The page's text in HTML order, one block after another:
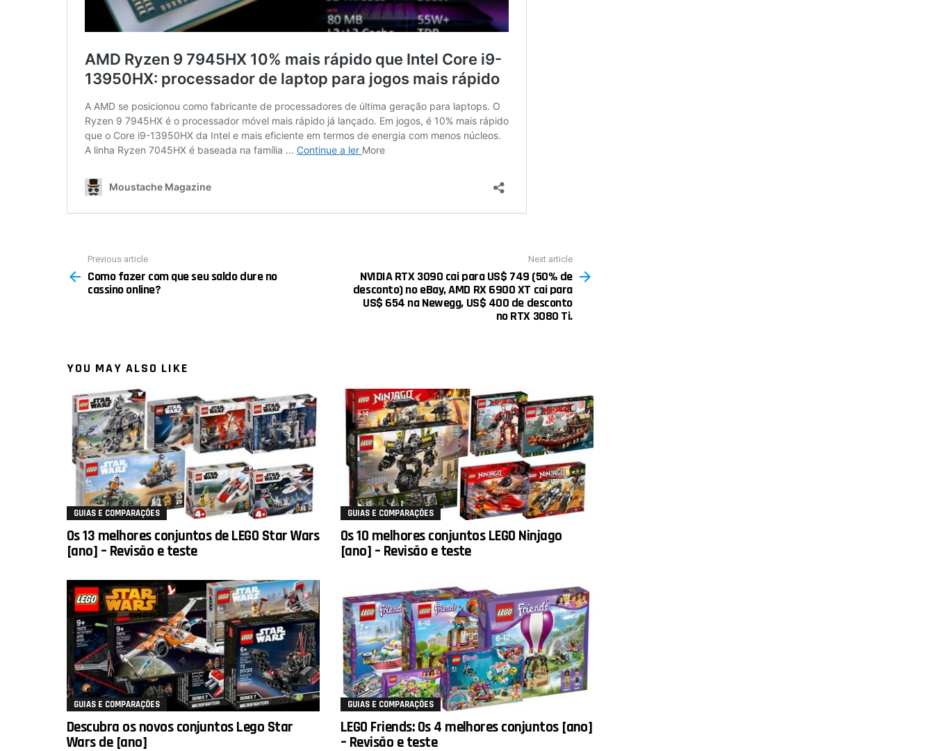
more
Previous article
Como fazer com que seu saldo dure no
cassino online?
Next article
NVIDIA RTX 3090 cai para US$ 749 (50% de
desconto) no eBay, AMD RX 6900 XT cai para
US$ 654 na Newegg, US$ 400 de desconto
no RTX 3080 Ti.
YOU MAY ALSO LIKE
GUIAS E COMPARAÇÕES
Os 13 melhores conjuntos de LEGO Star Wars
[ano] – Revisão e teste
GUIAS E COMPARAÇÕES
Os 10 melhores conjuntos LEGO Ninjago
[ano] – Revisão e teste
GUIAS E COMPARAÇÕES
Descubra os novos conjuntos Lego Star
Wars de [ano]
GUIAS E COMPARAÇÕES
LEGO Friends: Os 4 melhores conjuntos [ano]
– Revisão e teste